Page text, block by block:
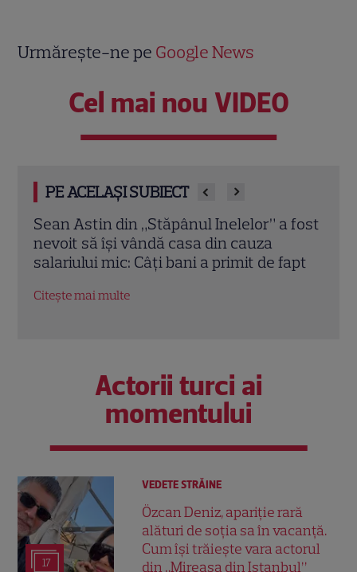
Urmărește-ne pe Google News
Cel mai nou VIDEO
PE ACELAȘI SUBIECT
Elon Musk, atac la adresa regizorului
premiat cu Oscar care a realizat
documentarul despre viața sa. Filmul are
Actorii turci ai
momentului
17
VEDETE STRĂINE
Özcan Deniz, apariție rară
alături de soția sa în vacanță.
Cum își trăiește vara actorul
din „Mireasa din Istanbul”